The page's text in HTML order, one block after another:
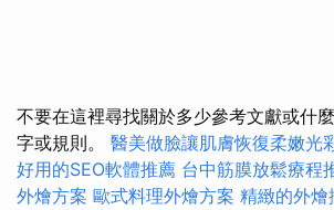
不要在這裡尋找關於多少參考文獻或什
字或規則。 醫美做臉讓肌膚恢復柔嫩光
好用的SEO軟體推薦 台中筋膜放鬆療程
外燴方案 歐式料理外燴方案 精緻的外燴